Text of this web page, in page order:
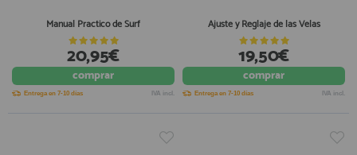
Manual Practico de Surf
20,95€
comprar
Entrega en 7-10 días IVA incl.
Ajuste y Reglaje de las Velas
19,50€
comprar
Entrega en 7-10 días IVA incl.